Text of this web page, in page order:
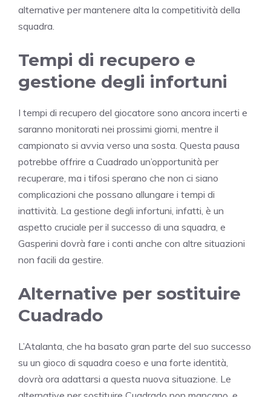
alternative per mantenere alta la competitività della
squadra.
Tempi di recupero e
gestione degli infortuni
I tempi di recupero del giocatore sono ancora incerti e
saranno monitorati nei prossimi giorni, mentre il
campionato si avvia verso una sosta. Questa pausa
potrebbe offrire a Cuadrado un’opportunità per
recuperare, ma i tifosi sperano che non ci siano
complicazioni che possano allungare i tempi di
inattività. La gestione degli infortuni, infatti, è un
aspetto cruciale per il successo di una squadra, e
Gasperini dovrà fare i conti anche con altre situazioni
non facili da gestire.
Alternative per sostituire
Cuadrado
L’Atalanta, che ha basato gran parte del suo successo
su un gioco di squadra coeso e una forte identità,
dovrà ora adattarsi a questa nuova situazione. Le